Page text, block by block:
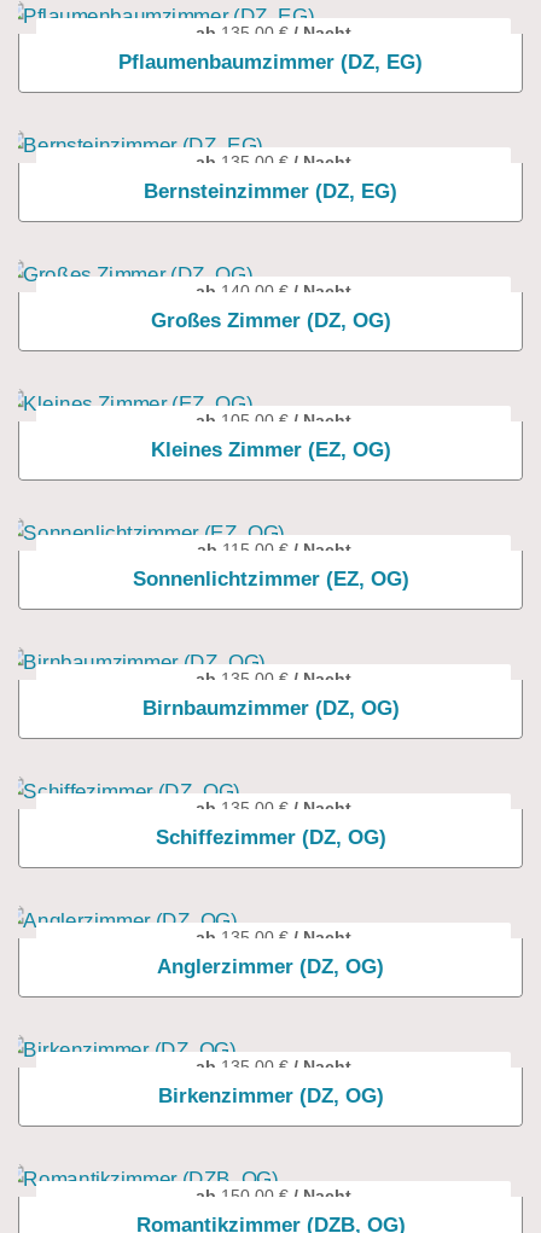
ab 135,00 € / Nacht
Pflaumenbaumzimmer (DZ, EG)
ab 135,00 € / Nacht
Bernsteinzimmer (DZ, EG)
ab 140,00 € / Nacht
Großes Zimmer (DZ, OG)
ab 105,00 € / Nacht
Kleines Zimmer (EZ, OG)
ab 115,00€/ Nacht
Sonnenlichtzimmer (EZ, OG)
ab 135,00 € / Nacht
Birnbaumzimmer (DZ, OG)
ab 135,00 € / Nacht
Schiffezimmer (DZ, OG)
ab 135,00 € / Nacht
Anglerzimmer (DZ, OG)
ab 135,00 € / Nacht
Birkenzimmer (DZ, OG)
ab 150,00 € / Nacht
Romantikzimmer (DZB, OG)